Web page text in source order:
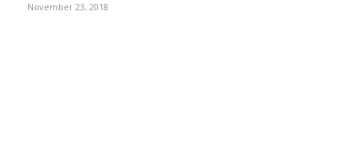
November 23, 2018